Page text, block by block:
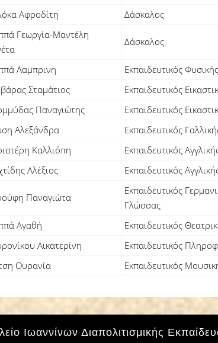
Αφροδίτη
Δάσκαλος
Γεωργία-Μαντέλη
Δάσκαλος
Λαμπρινη Εκπαιδευτικός
Σταμάτιος
Εκπαιδευτικός
Παναγιώτης
Εκπαιδευτικός
Αλεξάνδρα
Εκπαιδευτικός
Καλλιόπη
Εκπαιδευτικός
Αλέξιος
Εκπαιδευτικός
Παναγιώτα
Εκπαιδευτικός
Γλώσσας
Αγαθή Εκπαιδευτικός
Αικατερίνη
Εκπαιδευτικός
Ουρανία
Εκπαιδευτικός
Ιωαννίνων Διαπολιτισμικής